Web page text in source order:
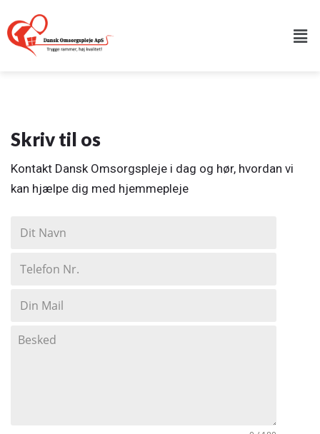
Skriv til os
Kontakt Dansk Omsorgspleje i dag og hør, hvordan vi
kan hjælpe dig med hjemmepleje